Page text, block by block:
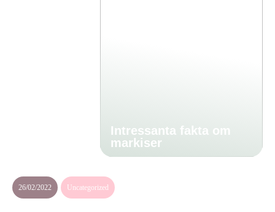
Intressanta fakta om
markiser
26/02/2022 Uncategorized